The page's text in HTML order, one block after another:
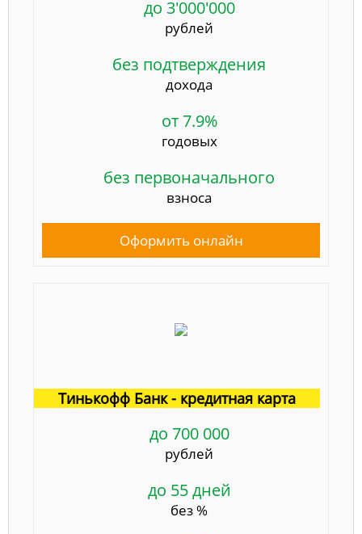
до 3'000'000
рублей
без подтверждения
дохода
от 7.9%
годовых
без первоначального
взноса
Оформить онлайн
Тинькофф Банк - кредитная карта
до 700 000
рублей
до 55 дней
без %